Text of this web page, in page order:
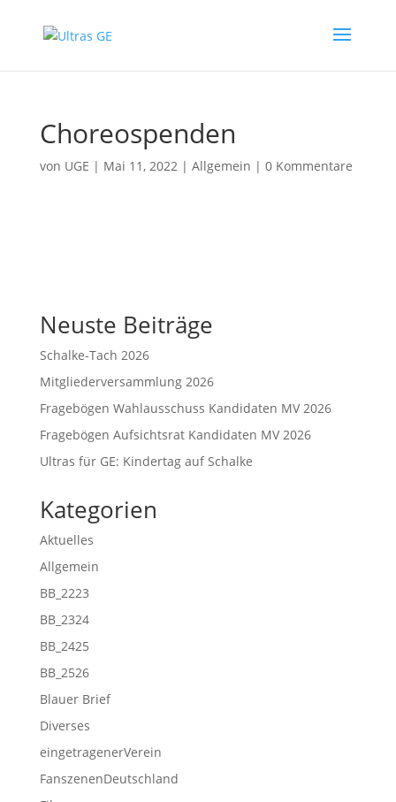
Choreospenden
von UGE | Mai 11, 2022| Allgemein | 0 Kommentare
Neuste Beiträge
Schalke-Tach 2026
Mitgliederversammlung 2026
Fragebögen Wahlausschuss Kandidaten MV 2026
Fragebögen Aufsichtsrat Kandidaten MV 2026
Ultras für GE: Kindertag auf Schalke
Kategorien
Aktuelles
Allgemein
BB_2223
BB_2324
BB_2425
BB_2526
Blauer Brief
Diverses
eingetragenerVerein
FanszenenDeutschland